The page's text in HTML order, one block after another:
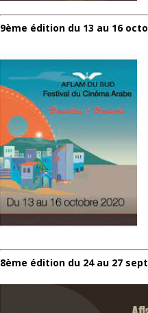
9ème édition du 13 au 16
8ème édition du 24 au 27